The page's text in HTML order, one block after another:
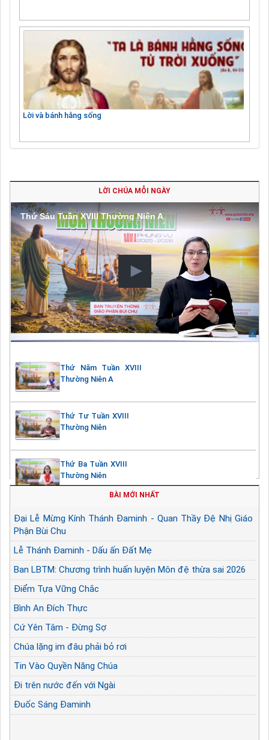
Lời và bánh hằng sống
LỜI CHÚA MỖI NGÀY
Thứ Sáu Tuần XVIII Thường Niên A
Thứ Năm Tuần XVIII
Thường Niên A
Thứ Tư Tuần XVIII
Thường Niên
Thứ Ba Tuần XVIII
Thường Niên
BÀI MỚI NHẤT
Đại Lễ Mừng Kính Thánh Đaminh - Quan Thầy Đệ Nhị Giáo
Phận Bùi Chu
Lễ Thánh Đaminh - Dấu ấn Đất Mẹ
Ban LBTM: Chương trình huấn luyện Môn đệ thừa sai 2026
Điểm Tựa Vững Chắc
Bình An Đích Thực
Cứ Yên Tâm - Đừng Sợ
Chúa lặng im đâu phải bỏ rơi
Tin Vào Quyền Năng Chúa
Đi trên nước đến với Ngài
Đuốc Sáng Đaminh